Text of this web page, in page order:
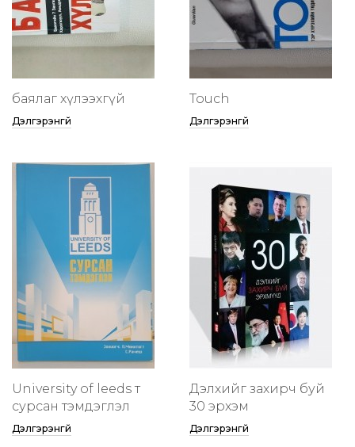
баялаг хүлээхгүй
Дэлгэрэнгүй
Touch
Дэлгэрэнгүй
University of leeds т
сурсан тэмдэглэл
Дэлгэрэнгүй
Дэлхийг захирч буй
30 эрхэм
Дэлгэрэнгүй